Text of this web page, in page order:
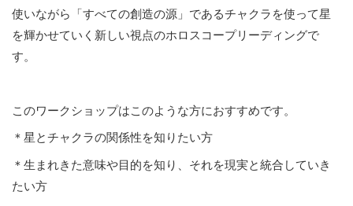
使いながら「すべての創造の源」であるチャクラを使って星
を輝かせていく新しい視点のホロスコープリーディングで
す。
このワークショップはこのような方におすすめです。
＊星とチャクラの関係性を知りたい方
＊生まれきた意味や目的を知り、それを現実と統合していき
たい方